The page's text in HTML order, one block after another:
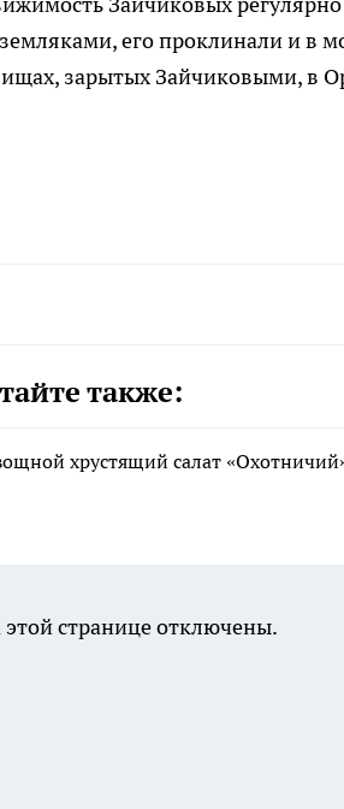
его проклинали и в
зарытых Зайчиковыми, в
также:
хрустящий салат
странице отключены.